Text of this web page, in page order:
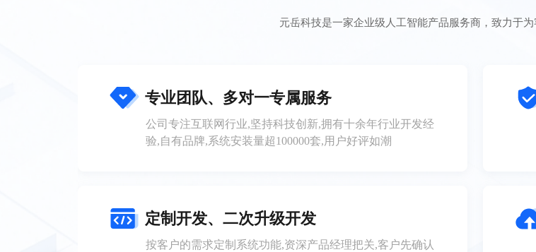
元岳科技是一家企业级人工智能产品服务商，致力于
专业团队、多对一专属服务
公司专注互联网行业,坚持科技创新,拥有十余年行业开发经
验,自有品牌,系统安装量超100000套,用户好评如潮
定制开发、二次升级开发
按客户的需求定制系统功能,资深产品经理把关,客户先确认